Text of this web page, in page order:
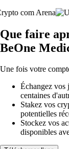
Que faire
BeOne
Une fois votre
Échangez vos
centaines
Stakez vos
potentielles
Stockez vos
disponibles